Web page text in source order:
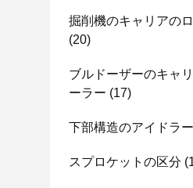
掘削機のキャリアの
(20)
ブルドーザーのキャ
ーラー (17)
下部構造のアイドラー
スプロケットの区分